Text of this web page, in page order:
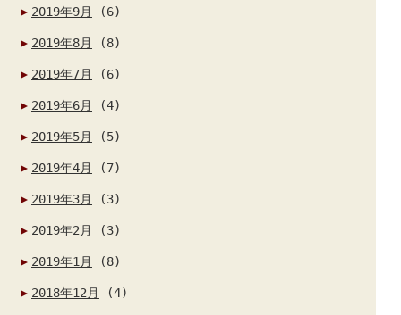
2019年9月 (6)
2019年8月 (8)
2019年7月 (6)
2019年6月 (4)
2019年5月 (5)
2019年4月 (7)
2019年3月 (3)
2019年2月 (3)
2019年1月 (8)
2018年12月 (4)